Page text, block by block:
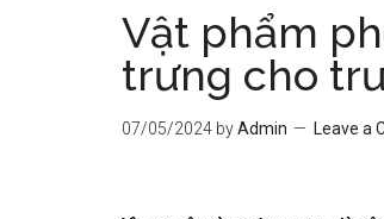
Vật phẩm
trưng cho
07/05/2024 byAdmin Leave a